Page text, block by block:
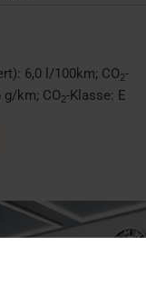
6,0 l/100km; CO2-
g/km; CO2-Klasse: E